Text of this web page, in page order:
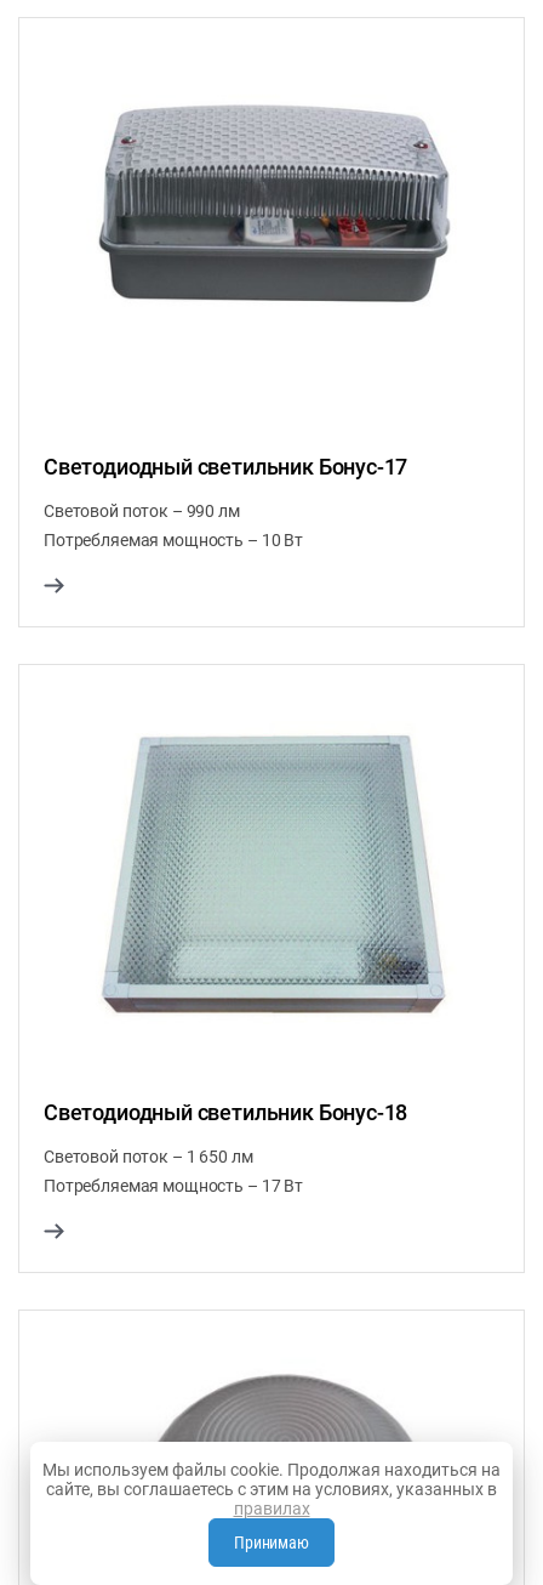
Светодиодный светильник Бонус-17
Световой поток – 990 лм
Потребляемая мощность – 10 Вт
Светодиодный светильник Бонус-18
Световой поток – 1 650 лм
Потребляемая мощность – 17 Вт
Мы используем файлы cookie. Продолжая находиться на
сайте, вы соглашаетесь с этим на условиях, указанных в
правилах
Принимаю